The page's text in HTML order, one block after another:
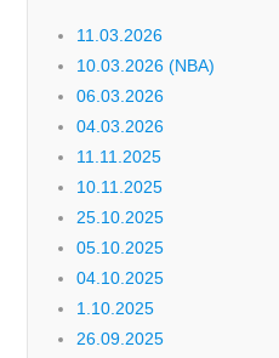
11.03.2026
10.03.2026 (NBA)
06.03.2026
04.03.2026
11.11.2025
10.11.2025
25.10.2025
05.10.2025
04.10.2025
1.10.2025
26.09.2025